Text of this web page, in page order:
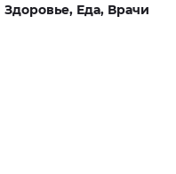
Здоровье, Еда, Врачи